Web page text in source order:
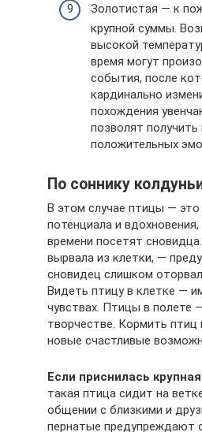
Золотистая — к
крупной суммы.
высокой
время могут
события, после
кардинально
похождения
позволят
положительных
По соннику
В этом случае птицы — это
потенциала и
времени посетят
вырвала из клетки, —
сновидец слишком
Видеть птицу в клетке —
чувствах. Птицы в полете
творчестве. Кормить
новые счастливые
Если приснилась
такая птица сидит на
общении с близкими и
пернатые предупреждают